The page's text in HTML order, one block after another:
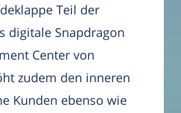
Teil der
digitale Snapdragon
Center von
zudem den inneren
Kunden ebenso wie